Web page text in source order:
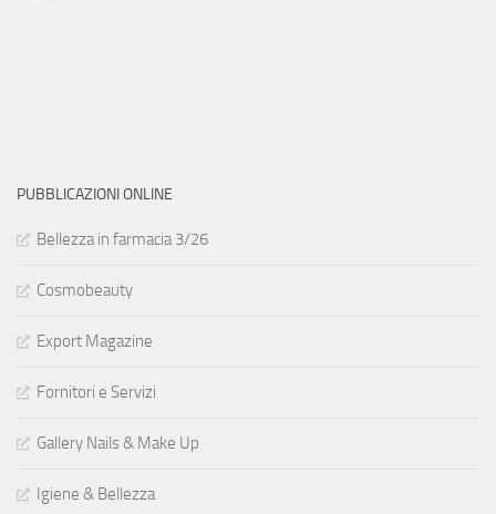
PUBBLICAZIONI ONLINE
Bellezza in farmacia 3/26
Cosmobeauty
Export Magazine
Fornitori e Servizi
Gallery Nails & Make Up
Igiene & Bellezza